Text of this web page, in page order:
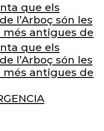
que els
l’Arboç són les
més antigues de
que els
l’Arboç són les
més antigues de